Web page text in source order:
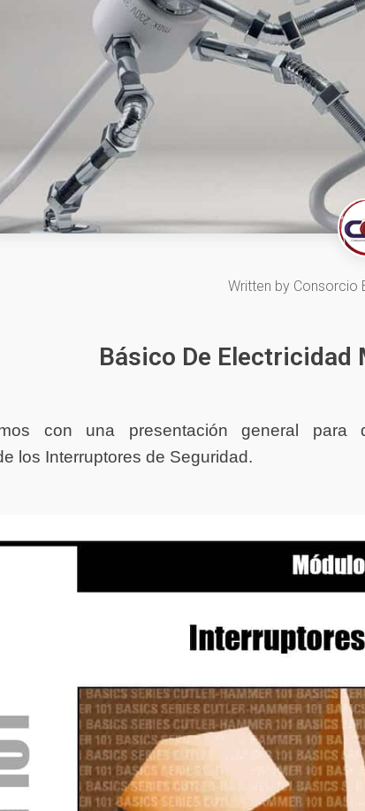
Written by Consorcio
Básico De Electricidad
con una presentación general para
los Interruptores de Seguridad.